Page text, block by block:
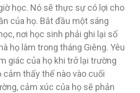
học. Nó sẽ thực sự có lợi cho
của họ. Bắt đầu một sáng
nơi học sinh phải ghi lại số
họ làm trong tháng Giêng. Yêu
giác của họ khi trở lại trường
cảm thấy thế nào vào cuối
cảm xúc của họ sẽ phản